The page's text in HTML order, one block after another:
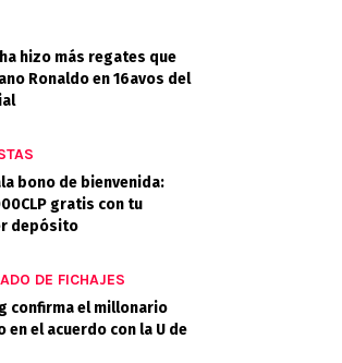
hizo más regates que
Ronaldo en 16avos del
bono de bienvenida:
gratis con tu
depósito
DE FICHAJES
confirma el millonario
en el acuerdo con la U de